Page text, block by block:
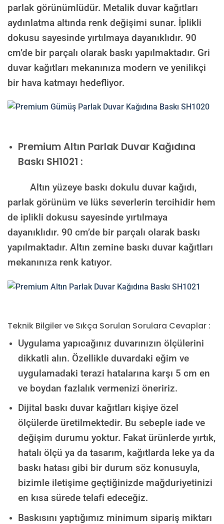
parlak görünümlüdür. Metalik duvar kağıtları
aydınlatma altında renk değişimi sunar. İplikli
dokusu sayesinde yırtılmaya dayanıklıdır. 90
cm’de bir parçalı olarak baskı yapılmaktadır. Gri
duvar kağıtları mekanınıza modern ve yenilikçi
bir hava katmayı hedefliyor.
PremiumAltın Parlak Duvar Kağıdına
Baskı SH1021 :
Altın yüzeye baskı dokulu duvar kağıdı,
parlak görünüm ve lüks severlerin tercihidir hem
de iplikli dokusu sayesinde yırtılmaya
dayanıklıdır. 90 cm’de bir parçalı olarak baskı
yapılmaktadır. Altın zemine baskı duvar kağıtları
mekanınıza renk katıyor.
Teknik Bilgiler ve Sıkça Sorulan Sorulara Cevaplar :
Uygulama yapıcağınız duvarınızın ölçülerini
dikkatli alın. Özellikle duvardaki eğim ve
uygulamadaki terazi hatalarına karşı 5 cm en
ve boydan fazlalık vermenizi öneririz.
Dijital baskı duvar kağıtları kişiye özel
ölçülerde üretilmektedir. Bu sebeple iade ve
değişim durumu yoktur. Fakat ürünlerde yırtık,
hatalı ölçü ya da tasarım, kağıtlarda leke ya da
baskı hatası gibi bir durum söz konusuyla,
bizimle iletişime geçtiğinizde mağduriyetinizi
en kısa sürede telafi edeceğiz.
Baskısını yaptığımız minimum sipariş miktarı